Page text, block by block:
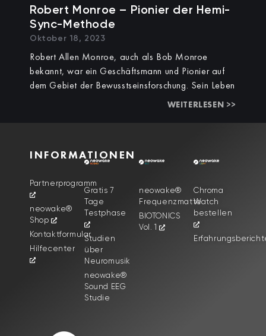
Robert Monroe – Pionier der Hemi-
Sync-Methode
Oktober 18, 2023
Robert Allen Monroe, auch als Bob Monroe
bekannt, war ein Geschäftsmann und Pionier auf
dem Gebiet der Bewusstseinsforschung. Sein Leben
WEITERLESEN >>
INFORMATIONEN
Partnerprogramm
neowake®
Shop
Kontaktformular
Hilfecenter
Gratis 7
Tage
Testphase
Studien
über
Neuromusik
neowake®
Sound EEG
Studie
neowake®
Frequenzmatte
BIOTONICS
Vol. 1
Chroma
Watch
bestellen